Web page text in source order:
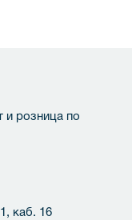
и розница по
каб. 16